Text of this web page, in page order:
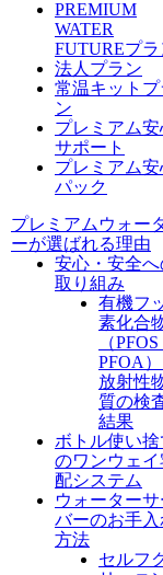
PREMIUM
WATER
FUTUREプラ
法人プラン
常温キットプ
ン
プレミアム安
サポート
プレミアム安
パック
プレミアムウォー
ーが選ばれる理由
安心・安全へ
取り組み
有機フ
素化合
（
PFOA
放射性
質の検
結果
ボトル使い捨
のワンウェイ
配システム
ウォーター
バーのお手入
方法
セルフ